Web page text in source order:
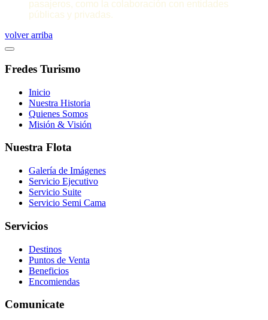
pasajeros, como la colaboración con entidades
públicas y privadas.
volver arriba
Fredes Turismo
Inicio
Nuestra Historia
Quienes Somos
Misión & Visión
Nuestra Flota
Galería de Imágenes
Servicio Ejecutivo
Servicio Suite
Servicio Semi Cama
Servicios
Destinos
Puntos de Venta
Beneficios
Encomiendas
Comunicate